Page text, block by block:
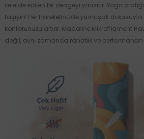
ile elde edilen bir dengeyi yansıtır. Yoga
taşıyın! Her hareketinizde yumuşak dokusuyla
konforunuzu artırır. Madaline Mikrofilament
değil, aynı zamanda rahatlık ve